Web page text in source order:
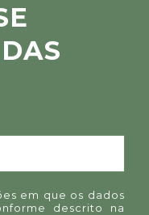
em que os dados
descrito na